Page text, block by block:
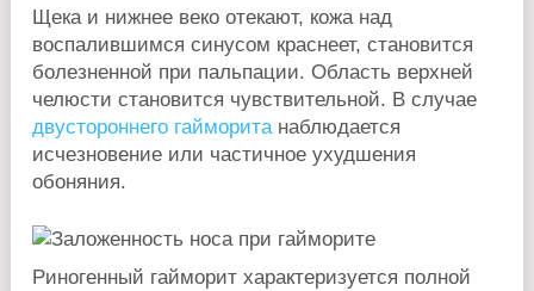
Щека и нижнее веко отекают, кожа над
воспалившимся синусом краснеет, становится
болезненной при пальпации. Область верхней
челюсти становится чувствительной. В случае
двустороннего гаймоританаблюдается
исчезновение или частичное ухудшения
обоняния.
Риногенный гайморит характеризуется полной